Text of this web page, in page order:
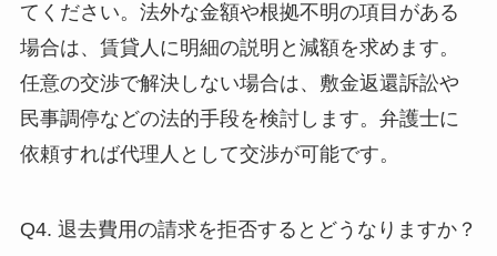
てください。法外な金額や根拠不明の項目がある
場合は、賃貸人に明細の説明と減額を求めます。
任意の交渉で解決しない場合は、敷金返還訴訟や
民事調停などの法的手段を検討します。弁護士に
依頼すれば代理人として交渉が可能です。
Q4. 退去費用の請求を拒否するとどうなりますか？